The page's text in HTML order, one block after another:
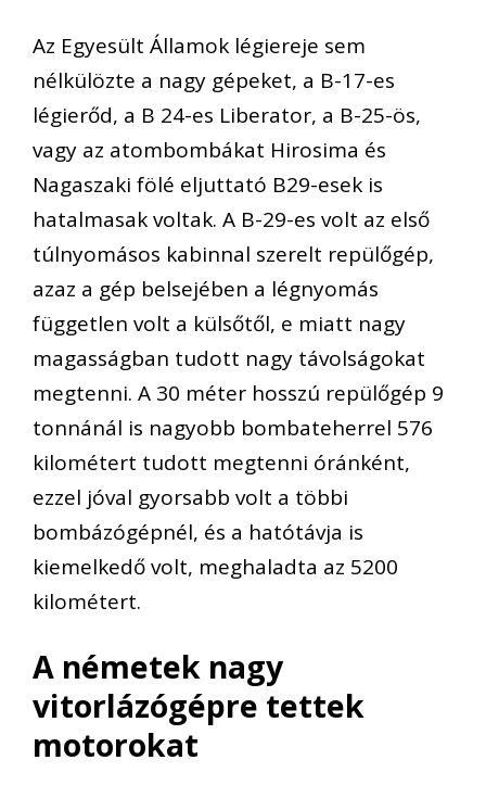
Az Egyesült Államok légiereje sem
nélkülözte a nagy gépeket, a B-17-es
légierőd, a B 24-es Liberator, a B-25-ös,
vagy az atombombákat Hirosima és
Nagaszaki fölé eljuttató B29-esek is
hatalmasak voltak. A B-29-es volt az első
túlnyomásos kabinnal szerelt repülőgép,
azaz a gép belsejében a légnyomás
független volt a külsőtől, e miatt nagy
magasságban tudott nagy távolságokat
megtenni. A 30 méter hosszú repülőgép 9
tonnánál is nagyobb bombateherrel 576
kilométert tudott megtenni óránként,
ezzel jóval gyorsabb volt a többi
bombázógépnél, és a hatótávja is
kiemelkedő volt, meghaladta az 5200
kilométert.
A németek nagy
vitorlázógépre tettek
motorokat